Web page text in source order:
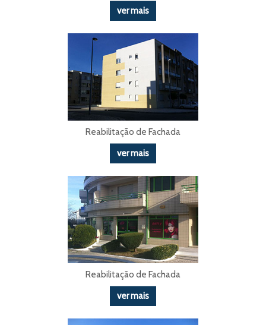
ver mais
Reabilitação de Fachada
ver mais
Reabilitação de Fachada
ver mais